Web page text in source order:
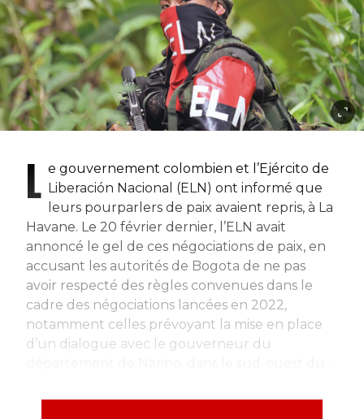
L e gouvernement colombien et l’Ejército de
Liberación Nacional (ELN) ont informé que
leurs pourparlers de paix avaient repris, à La
Havane. Le 20 février dernier, l’ELN avait
annoncé le gel de ces négociations de paix, en
accusant les autorités de Bogota de ne pas
avoir respecté des règles convenues dans le
cadre des négociations lancées en 2022,
notamment celles prévoyant la mise en place
d’un dialogue avec le gouverneur du